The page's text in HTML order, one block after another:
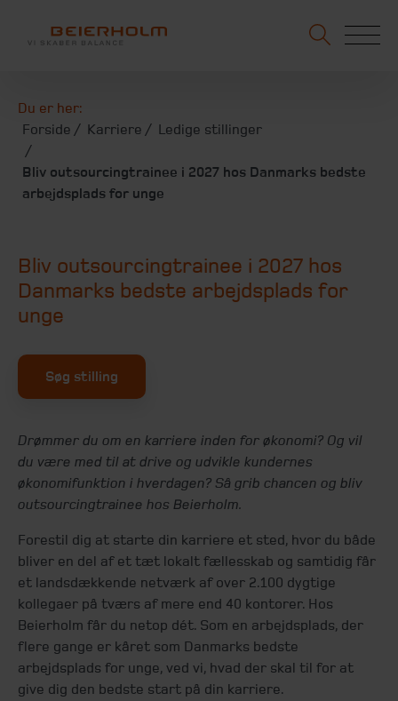
Du er her:
Forside
Karriere Ledige stillinger
Bliv outsourcingtrainee i 2027 hos Danmarks bedste
arbejdsplads for unge
Bliv outsourcingtrainee i 2027 hos
Danmarks bedste arbejdsplads for
unge
Søg stilling
Drømmer du om en karriere inden for økonomi? Og vil
du være med til at drive og udvikle kundernes
økonomifunktion i hverdagen? Så grib chancen og bliv
outsourcingtrainee hos Beierholm.
Forestil dig at starte din karriere et sted, hvor du både
bliver en del af et tæt lokalt fællesskab og samtidig får
et landsdækkende netværk af over 2.100 dygtige
kollegaer på tværs af mere end 40 kontorer. Hos
Beierholm får du netop dét. Som en arbejdsplads, der
flere gange er kåret som Danmarks bedste
arbejdsplads for unge, ved vi, hvad der skal til for at
give dig den bedste start på din karriere.